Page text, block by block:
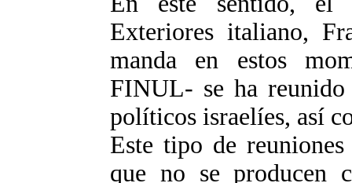
Exteriores italiano,
manda en estos
FINUL- se ha
políticos israelíes, así
Este tipo de
que no se producen